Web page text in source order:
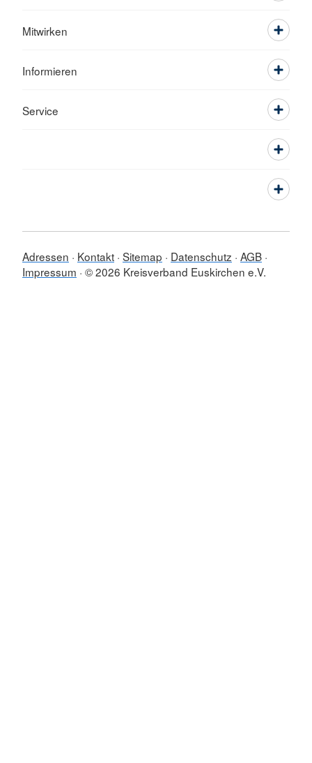
Mitwirken
Informieren
Service
Adressen Kontakt Sitemap Datenschutz AGB
Impressum © 2026 Kreisverband Euskirchen e.V.